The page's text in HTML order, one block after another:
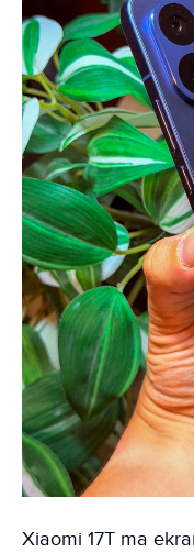
Xiaomi 17T ma